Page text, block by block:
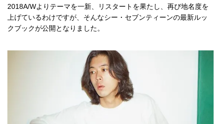
2018A/Wよりテーマを一新、リスタートを果たし、再び地名度を
上げているわけですが、そんなシー・セブンティーンの最新ルッ
クブックが公開となりました。